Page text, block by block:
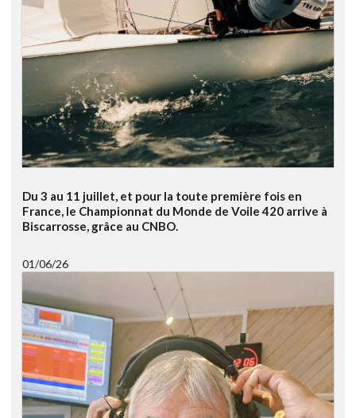
Du 3 au 11 juillet, et pour la toute première fois en
France, le Championnat du Monde de Voile 420 arrive à
Biscarrosse, grâce au CNBO.
01/06/26